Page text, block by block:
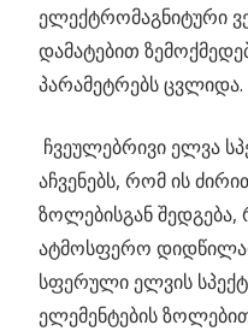
ელექტრომაგნიტური
დამატებით
პარამეტრებს ცვლიდა.
ჩვეულებრივი ელვა
აჩვენებს, რომ ის
ზოლებისგან
ატმოსფერო
სფერული ელვის
ელემენტების